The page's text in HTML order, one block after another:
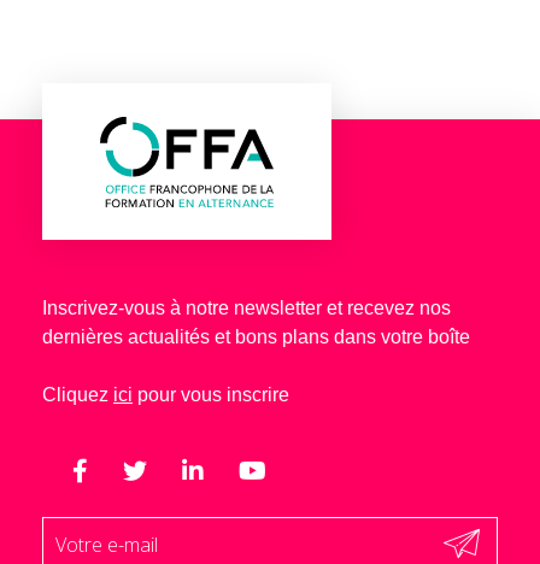
Inscrivez-vous à notre newsletter et recevez nos
dernières actualités et bons plans dans votre boîte
Cliquez ici pour vous inscrire